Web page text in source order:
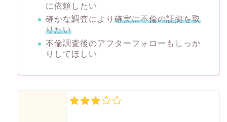
に依頼したい
確かな調査により 確実に不倫の証拠を取
りたい
不倫調査後のアフターフォローもしっか
りしてほしい